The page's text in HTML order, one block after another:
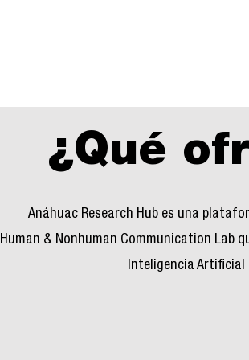
¿Qué
Anáhuac Research Hub es una
Human & Nonhuman Communication Lab
Inteligencia Artificial